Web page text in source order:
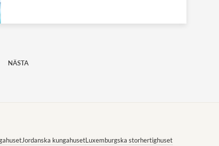
NÄSTA
Jordanska kungahusetLuxemburgska storhertighuset